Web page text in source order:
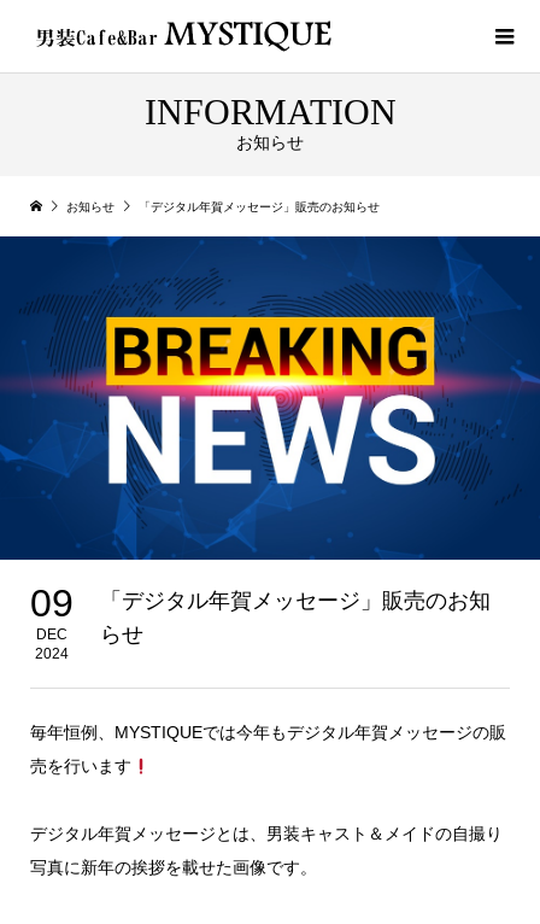
INFORMATION
お知らせ
お知らせ 「デジタル年賀メッセージ」販売のお知らせ
09
DEC
2024
「デジタル年賀メッセージ」販売のお知
らせ
毎年恒例、MYSTIQUEでは今年もデジタル年賀メッセージの販
売を行います
デジタル年賀メッセージとは、男装キャスト＆メイドの自撮り
写真に新年の挨拶を載せた画像です。